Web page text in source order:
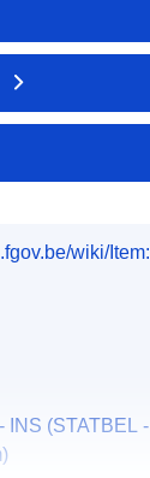
wiki/Item:
INS (STATBEL -